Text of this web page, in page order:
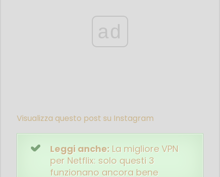
ad
Visualizza questo post su Instagram
Leggi anche: La migliore VPN
per Netflix: solo questi 3
funzionano ancora bene